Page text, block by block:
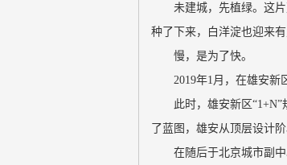
未建城，先植绿。这
种了下来，白洋淀也迎来
慢，是为了快。
2019年1月，在雄安新
此时，雄安新区
了蓝图，雄安从顶层设计
在随后于北京城市副